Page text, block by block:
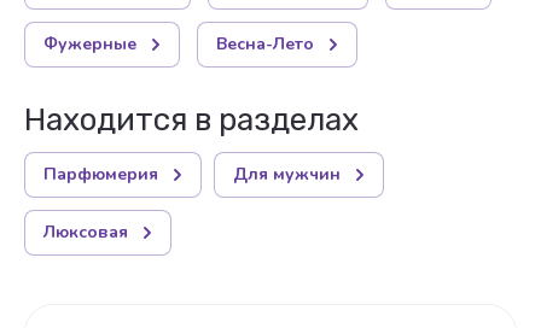
Фужерные Весна-Лето
Находится в разделах
Парфюмерия Для мужчин
Люксовая